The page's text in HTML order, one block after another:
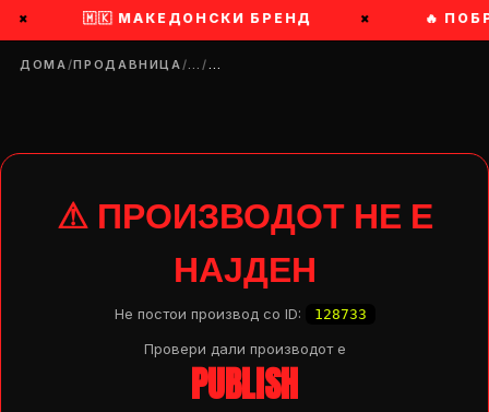
× 🇲🇰 МАКЕДОНСКИ БРЕНД × 🔥
ДОМА/ПРОДАВНИЦА/…/…
⚠ ПРОИЗВОДОТ НЕ Е
НАЈДЕН
Не постои производ со ID: 128733
Провери дали производот e
PUBLISH